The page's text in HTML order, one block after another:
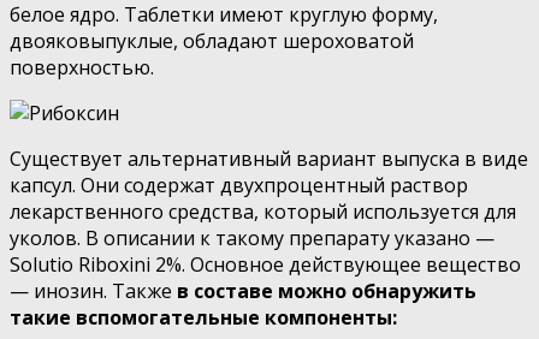
белое ядро. Таблетки имеют круглую форму,
двояковыпуклые, обладают шероховатой
поверхностью.
Существует альтернативный вариант выпуска в виде
капсул. Они содержат двухпроцентный раствор
лекарственного средства, который используется для
уколов. В описании к такому препарату указано —
Solutio Riboxini 2%. Основное действующее вещество
— инозин. Также в составе можно обнаружить
такие вспомогательные компоненты: